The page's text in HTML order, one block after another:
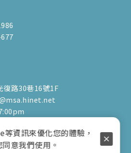
復路30巷16號1F
服務
資訊來優化您的體驗，
意我們使用。